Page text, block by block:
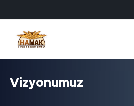
Vizyonumuz